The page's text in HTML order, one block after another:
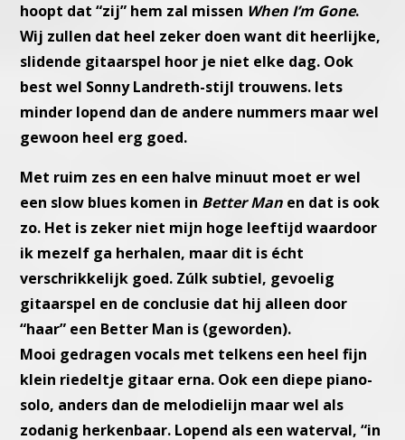
hoopt dat “zij” hem zal missen When I’m Gone.
Wij zullen dat heel zeker doen want dit heerlijke,
slidende gitaarspel hoor je niet elke dag. Ook
best wel Sonny Landreth-stijl trouwens. Iets
minder lopend dan de andere nummers maar wel
gewoon heel erg goed.
Met ruim zes en een halve minuut moet er wel
een slow blues komen in Better Man en dat is ook
zo. Het is zeker niet mijn hoge leeftijd waardoor
ik mezelf ga herhalen, maar dit is écht
verschrikkelijk goed. Zúlk subtiel, gevoelig
gitaarspel en de conclusie dat hij alleen door
“haar” een Better Man is (geworden).
Mooi gedragen vocals met telkens een heel fijn
klein riedeltje gitaar erna. Ook een diepe piano-
solo, anders dan de melodielijn maar wel als
zodanig herkenbaar. Lopend als een waterval, “in